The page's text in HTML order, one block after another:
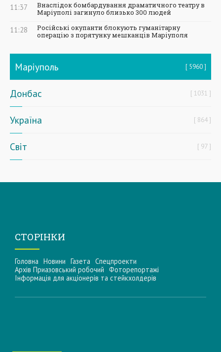
11:37
Внаслідок бомбардування драматичного театру в
Маріуполі загинуло близько 300 людей
11:28
Російські окупанти блокують гуманітарну
операцію з порятунку мешканців Маріуполя
Маріуполь 5960
Донбас 1031
Україна 864
Світ 97
СТОРІНКИ
Головна Новини Газета Спецпроекти
Архів Приазовський робочий Фоторепортажі
Інформацiя для акцiонерiв та стейкхолдерiв